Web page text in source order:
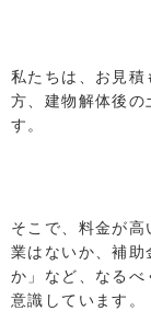
私たちは、お見積
方、建物解体後の
す。
そこで、料金が
業はないか、補助
か」など、なるべ
意識しています。